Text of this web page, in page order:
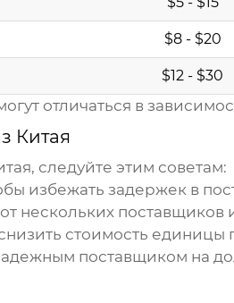
$8 - $20
$12 - $30
отличаться в
Китая
, следуйте этим советам:
избежать задержек в
нескольких поставщиков
стоимость единицы
поставщиком на